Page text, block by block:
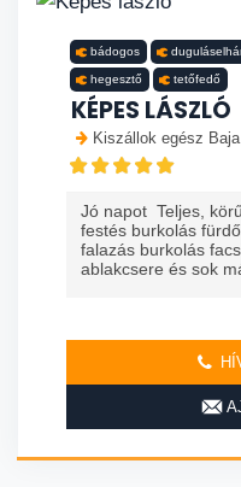
bádogos
hegesztő tetőfedő
KÉPES LÁSZLÓ
Kiszállok egész
Jó napot Teljes,
festés burkolás
falazás burkolás
ablakcsere és sok